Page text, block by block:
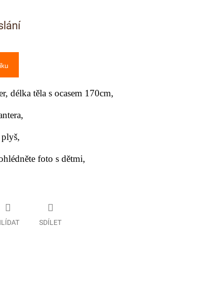
délka těla s ocasem 170cm,
foto s dětmi,
SDÍLET